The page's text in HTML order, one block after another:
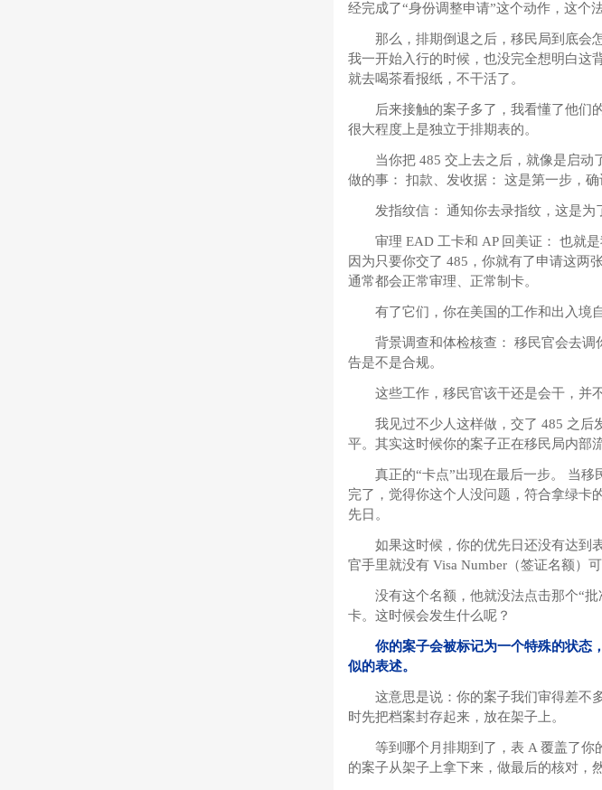
经完成了“身份调整申请”这个动作，这个
那么，排期倒退之后，移民局到底会
我一开始入行的时候，也没完全想明白这
就去喝茶看报纸，不干活了。
后来接触的案子多了，我看懂了他们
很大程度上是独立于排期表的。
当你把 485 交上去之后，就像是启
做的事： 扣款、发收据： 这是第一步，
发指纹信： 通知你去录指纹，这是为
审理 EAD 工卡和 AP 回美证： 也就
因为只要你交了 485，你就有了申请这两
通常都会正常审理、正常制卡。
有了它们，你在美国的工作和出入境
背景调查和体检核查： 移民官会去
告是不是合规。
这些工作，移民官该干还是会干，并
我见过不少人这样做，交了 485 之
平。其实这时候你的案子正在移民局内部
真正的“卡点”出现在最后一步。 当
完了，觉得你这个人没问题，符合拿绿卡
先日。
如果这时候，你的优先日还没有达到
官手里就没有 Visa Number（签证名额）
没有这个名额，他就没法点击那个“
卡。这时候会发生什么呢？
你的案子会被标记为一个特殊的状态
似的表述。
这意思是说：你的案子我们审得差不
时先把档案封存起来，放在架子上。
等到哪个月排期到了，表 A 覆盖了
的案子从架子上拿下来，做最后的核对，